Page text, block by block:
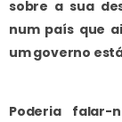
sobre a sua
num país que
um governo
Poderia falar-